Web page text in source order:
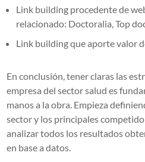
Link building procedente de
relacionado: Doctoralia, Top
Link building que aporte valor
En conclusión, tener claras las
empresa del sector salud es
manos a la obra. Empieza
sector y los principales
analizar todos los resultados
en base a datos.